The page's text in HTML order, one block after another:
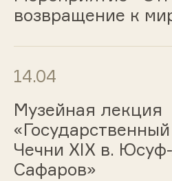
возвращение к
14.04
Музейная лекция
Чечни XIX в.
Сафаров»